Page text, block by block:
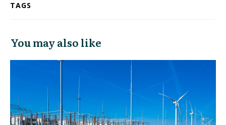
TAGS
You may also like